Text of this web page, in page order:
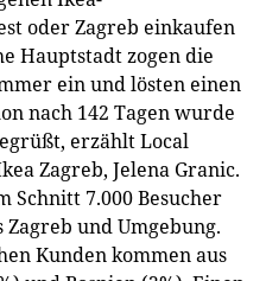
oder Zagreb einkaufen
Hauptstadt zogen die
ein und lösten einen
nach 142 Tagen wurde
erzählt Local
Zagreb, Jelena Granic.
Schnitt 7.000 Besucher
und Umgebung.
Kunden kommen aus